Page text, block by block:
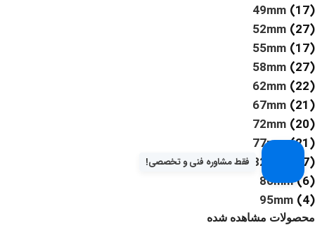
49mm (17)
52mm (27)
55mm (17)
58mm (27)
62mm (22)
67mm (21)
72mm (20)
77mm(21)
82mm
(17)
86mm(6)
95mm (4)
محصولات مشاهده شده
فقط مشاوره فنی و تخصصی!